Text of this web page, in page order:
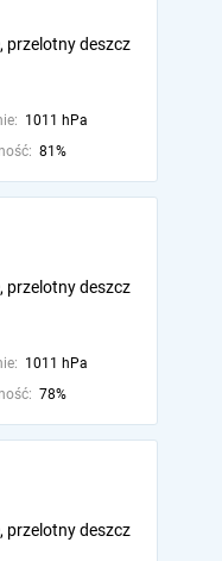
przelotny deszcz
1011 hPa
81%
przelotny deszcz
1011 hPa
78%
przelotny deszcz